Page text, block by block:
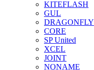
KITEFLASH
GUL
DRAGONFLY
CORE
SP United
XCEL
JOINT
NONAME